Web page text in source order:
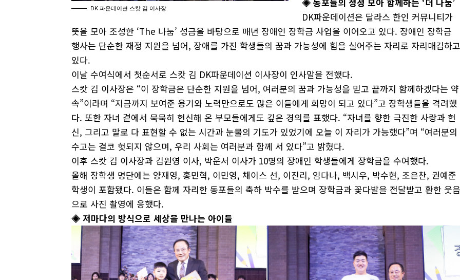
DK 파운데이션 스캇 김 이사장.
DK파운데이션은 달라스 한인 커뮤니티가
뜻을 모아 조성한 ‘The 나눔’ 성금을 바탕으로 매년 장애인 장학금 사업을 이어오고 있다. 장애인 장학금
행사는 단순한 재정 지원을 넘어, 장애를 가진 학생들의 꿈과 가능성에 힘을 실어주는 자리로 자리매김하
있다.
이날 수여식에서 첫순서로 스캇 김 DK파운데이션 이사장이 인사말을 전했다.
스캇 김 이사장은 “이 장학금은 단순한 지원을 넘어, 여러분의 꿈과 가능성을 믿고 끝까지 함께하겠다는 약
속”이라며 “지금까지 보여준 용기와 노력만으로도 많은 이들에게 희망이 되고 있다”고 장학생들을 격려했
다. 또한 자녀 곁에서 묵묵히 헌신해 온 부모들에게도 깊은 경의를 표했다. “자녀를 향한 극진한 사랑과 헌
신, 그리고 말로 다 표현할 수 없는 시간과 눈물의 기도가 있었기에 오늘 이 자리가 가능했다”며 “여러분의
수고는 결코 헛되지 않으며, 우리 사회는 여러분과 함께 서 있다”고 밝혔다.
이후 스캇 김 이사장과 김원영 이사, 박운서 이사가 10명의 장애인 학생들에게 장학금을 수여했다.
올해 장학생 명단에는 양재영, 홍민혁, 이민영, 채이스 선, 이진리, 임다나, 백시우, 박수현, 조은찬, 권예준
학생이 포함됐다. 이들은 함께 자리한 동포들의 축하 박수를 받으며 장학금과 꽃다발을 전달받고 환한 웃
으로 사진 촬영에 응했다.
◈ 저마다의 방식으로 세상을 만나는 아이들